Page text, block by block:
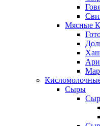
Мясные
Сыры